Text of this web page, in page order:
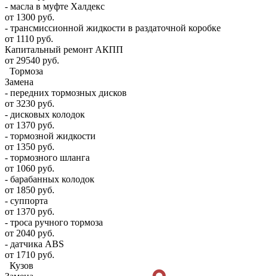
- масла в муфте Халдекс
от 1300 руб.
- трансмиссионной жидкости в раздаточной коробке
от 1110 руб.
Капитальный ремонт АКПП
от 29540 руб.
Тормоза
Замена
- передних тормозных дисков
от 3230 руб.
- дисковых колодок
от 1370 руб.
- тормозной жидкости
от 1350 руб.
- тормозного шланга
от 1060 руб.
- барабанных колодок
от 1850 руб.
- суппорта
от 1370 руб.
- троса ручного тормоза
от 2040 руб.
- датчика ABS
от 1710 руб.
Кузов